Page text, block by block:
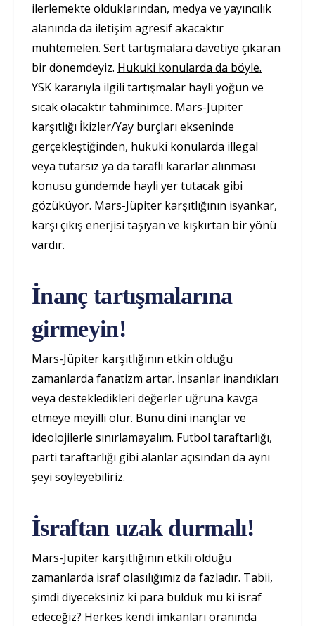
ilerlemekte olduklarından, medya ve yayıncılık
alanında da iletişim agresif akacaktır
muhtemelen. Sert tartışmalara davetiye çıkaran
bir dönemdeyiz. Hukuki konularda da böyle.
YSK kararıyla ilgili tartışmalar hayli yoğun ve
sıcak olacaktır tahminimce. Mars-Jüpiter
karşıtlığı İkizler/Yay burçları ekseninde
gerçekleştiğinden, hukuki konularda illegal
veya tutarsız ya da taraflı kararlar alınması
konusu gündemde hayli yer tutacak gibi
gözüküyor. Mars-Jüpiter karşıtlığının isyankar,
karşı çıkış enerjisi taşıyan ve kışkırtan bir yönü
vardır.
İnanç tartışmalarına
girmeyin!
Mars-Jüpiter karşıtlığının etkin olduğu
zamanlarda fanatizm artar. İnsanlar inandıkları
veya destekledikleri değerler uğruna kavga
etmeye meyilli olur. Bunu dini inançlar ve
ideolojilerle sınırlamayalım. Futbol taraftarlığı,
parti taraftarlığı gibi alanlar açısından da aynı
şeyi söyleyebiliriz.
İsraftan uzak durmalı!
Mars-Jüpiter karşıtlığının etkili olduğu
zamanlarda israf olasılığımız da fazladır. Tabii,
şimdi diyeceksiniz ki para bulduk mu ki israf
edeceğiz? Herkes kendi imkanları oranında